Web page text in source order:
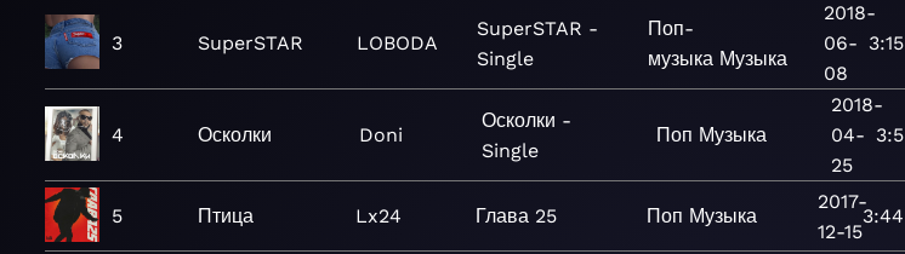
3 SuperSTAR LOBODA
SuperSTAR -
Single
Поп-
музыка Музыка
2018-
06-
08
3:15
4 Осколки Doni
Осколки -
Single
Поп Музыка
2018-
04-
25
3:5
5 Птица Lx24 Глава 25 Поп Музыка
2017-
12-15
3:44